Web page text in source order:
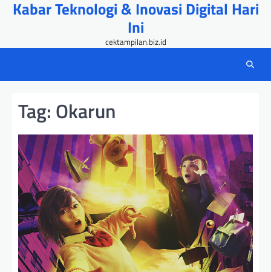
SkipKabar Teknologi & Inovasi Digital Hari
Ini
cektampilan.biz.id
Tag: Okarun